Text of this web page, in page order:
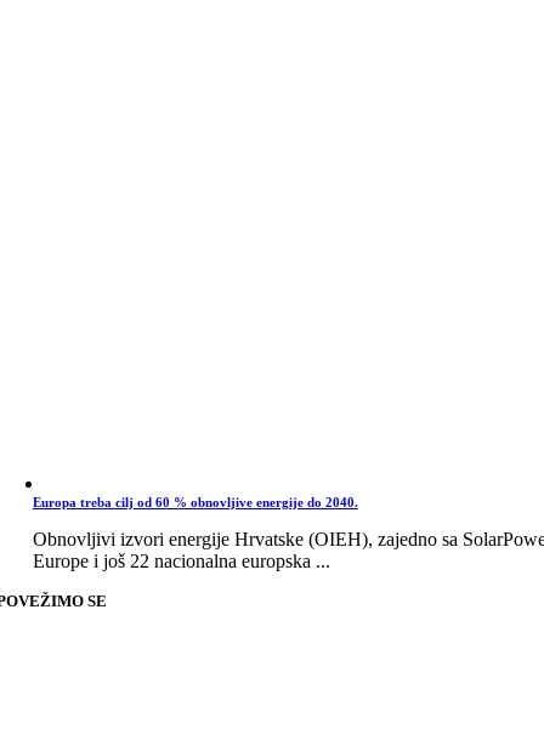
Europa treba cilj od 60 % obnovljive energije do 2040.
Obnovljivi izvori energije Hrvatske (OIEH), zajedno sa
Europe i još 22 nacionalna europska ...
SE